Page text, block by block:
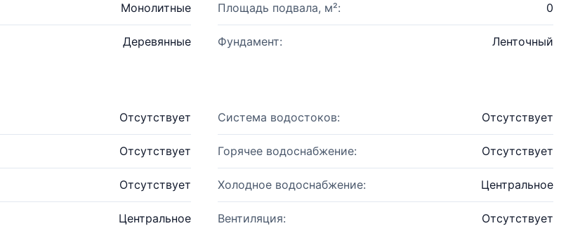
Монолитные Площадь подвала, м²: 0
Деревянные Фундамент: Ленточный
Отсутствует Система водостоков: Отсутствует
Отсутствует Горячее водоснабжение: Отсутствует
Отсутствует Холодное водоснабжение: Центральное
Центральное Вентиляция: Отсутствует